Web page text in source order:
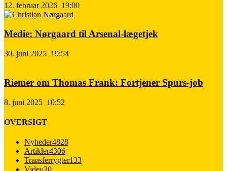
12. februar 2026 19:00
Medie: Nørgaard til Arsenal-lægetjek
30. juni 2025 19:54
Riemer om Thomas Frank: Fortjener Spurs-job
8. juni 2025 10:52
OVERSIGT
Nyheder4828
Artikler4306
Transferrygter133